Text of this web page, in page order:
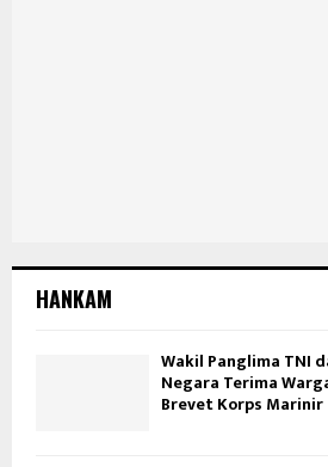
HANKAM
Wakil Panglima TNI
Negara Terima
Brevet Korps Marinir